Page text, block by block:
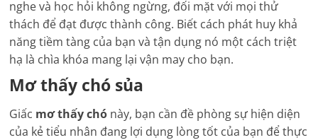
nghe và học hỏi không ngừng, đối mặt với mọi thử
thách để đạt được thành công. Biết cách phát huy khả
năng tiềm tàng của bạn và tận dụng nó một cách triệt
hạ là chìa khóa mang lại vận may cho bạn.
Mơ thấy chó sủa
Giấc mơ thấy chó này, bạn cần đề phòng sự hiện diện
của kẻ tiểu nhân đang lợi dụng lòng tốt của bạn để thực